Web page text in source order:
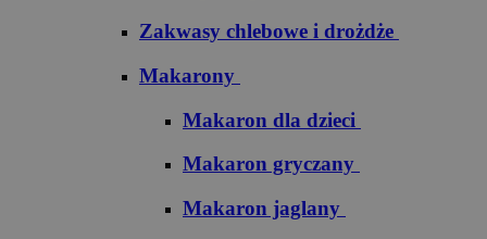
Zakwasy chlebowe i drożdże
Makarony
Makaron dla dzieci
Makaron gryczany
Makaron jaglany